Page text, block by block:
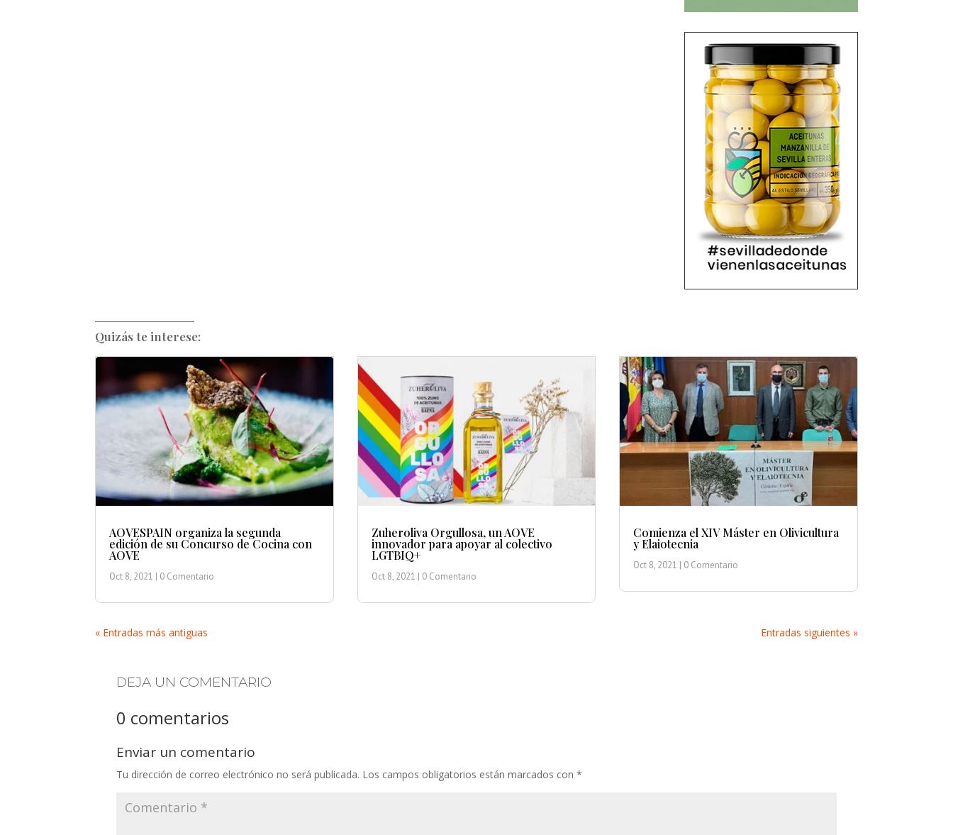
Quizás te interese:
AOVESPAIN organiza la segunda
edición de su Concurso de Cocina con
AOVE
Oct 8, 2021 | 0 Comentario
Zuheroliva Orgullosa, un AOVE
innovador para apoyar al colectivo
LGTBIQ+
Oct 8, 2021 | 0 Comentario
Comienza el XIV Máster en Olivicultura
y Elaiotecnia
Oct 8, 2021 | 0 Comentario
« Entradas más antiguas Entradas siguientes »
DEJA UN COMENTARIO
0 comentarios
Enviar un comentario
Tu dirección de correo electrónico no será publicada. Los campos obligatorios están marcados con*